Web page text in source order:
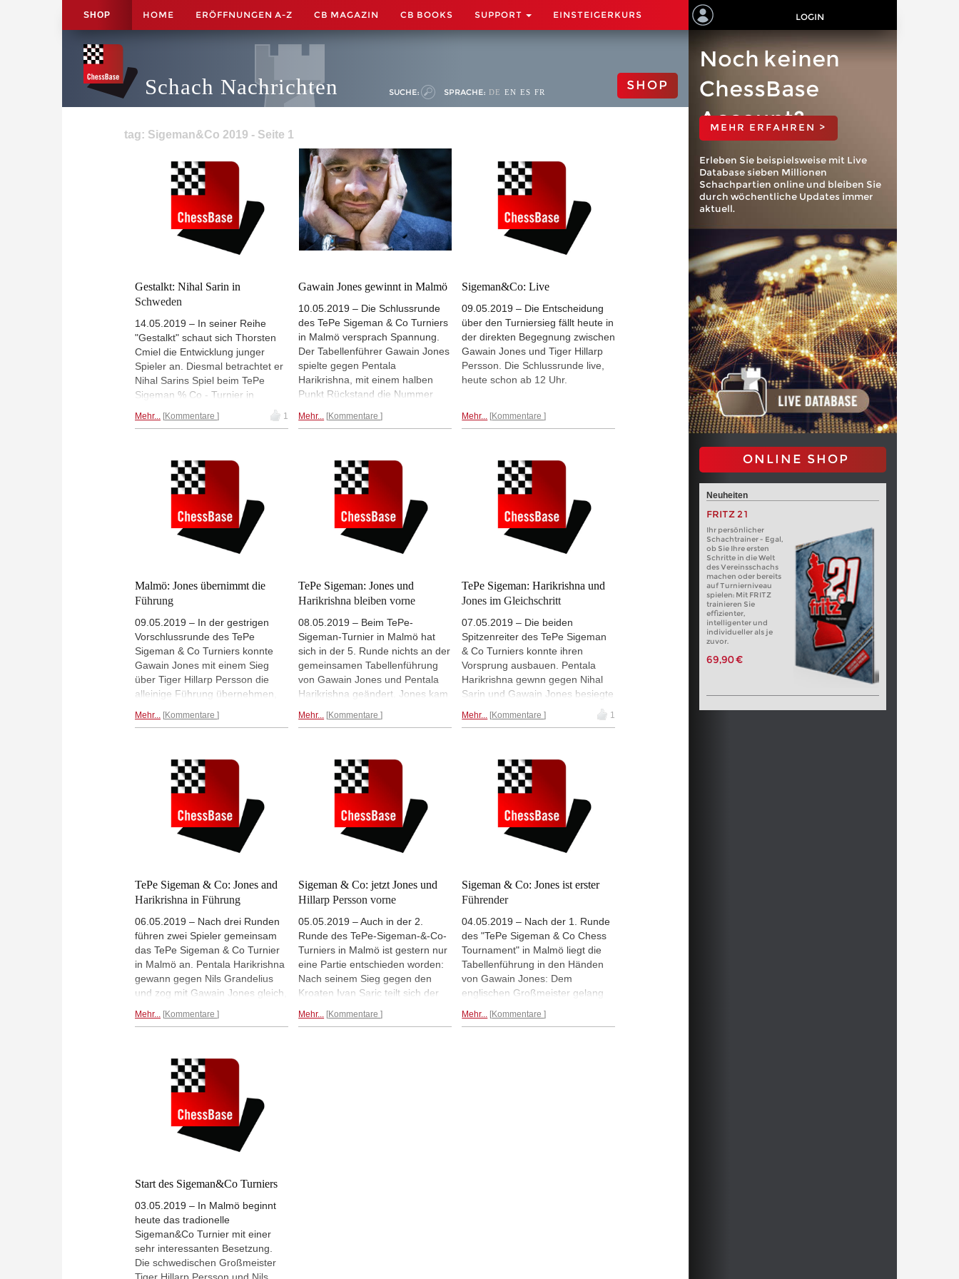
SHOP HOME ERÖFFNUNGEN A-Z CB MAGAZIN CB BOOKS SUPPORT EINSTEIGERKURS LOGIN
Schach Nachrichten SUCHE: SPRACHE: DE EN ES FR SHOP
tag: Sigeman&Co 2019 - Seite 1
Gestalkt: Nihal Sarin in
Schweden
14.05.2019 – In seiner Reihe
"Gestalkt" schaut sich Thorsten
Cmiel die Entwicklung junger
Spieler an. Diesmal betrachtet er
Nihal Sarins Spiel beim TePe
Sigeman % Co - Turnier in
erstes Rundenturnier gegen
Mehr... Kommentare 1
Gawain Jones gewinnt in Malmö
10.05.2019 – Die Schlussrunde
des TePe Sigeman & Co Turniers
in Malmö versprach Spannung.
Der Tabellenführer Gawain Jones
spielte gegen Pentala
Harikrishna, mit einem halben
Punkt Rückstand die Nummer
hatte keine Lust auf Spannung.
Zügen sicherte er sich den
Turniersieg. Auch die anderen
drei Partien der Schlussrunde
endeten unentschieden. | Foto:
Lennart Ootes (Archiv)
Mehr... Kommentare
Sigeman&Co: Live
09.05.2019 – Die Entscheidung
über den Turniersieg fällt heute in
der direkten Begegnung zwischen
Gawain Jones und Tiger Hillarp
Persson. Die Schlussrunde live,
heute schon ab 12 Uhr.
Mehr... Kommentare
Malmö: Jones übernimmt die
Führung
09.05.2019 – In der gestrigen
Vorschlussrunde des TePe
Sigeman & Co Turniers konnte
Gawain Jones mit einem Sieg
über Tiger Hillarp Persson die
alleinige Führung übernehmen,
Heute fällt die Entscheidung im
Mehr... Kommentare
TePe Sigeman: Jones und
Harikrishna bleiben vorne
08.05.2019 – Beim TePe-
Sigeman-Turnier in Malmö hat
sich in der 5. Runde nichts an der
gemeinsamen Tabellenführung
von Gawain Jones und Pentala
Harikrishna geändert. Jones kam
Nisipeanu ebenso zu einem
Führenden haben jetzt jeweils 3,5
Punkte auf ihrem Konto; ihr
Vorsprung auf die nächste
Verfolgergruppe beträgt einen
vollen Zähler. Fotos: Turnierseite
Mehr... Kommentare
TePe Sigeman: Harikrishna und
Jones im Gleichschritt
07.05.2019 – Die beiden
Spitzenreiter des TePe Sigeman
& Co Turniers konnte ihren
Vorsprung ausbauen. Pentala
Harikrishna gewnn gegen Nihal
Sarin und Gawain Jones besiegte
Peterson
Mehr... Kommentare 1
TePe Sigeman & Co: Jones and
Harikrishna in Führung
06.05.2019 – Nach drei Runden
führen zwei Spieler gemeinsam
das TePe Sigeman & Co Turnier
in Malmö an. Pentala Harikrishna
gewann gegen Nils Grandelius
und zog mit Gawain Jones gleich,
Nihal Sarin hinaus kam. Beide
Mehr... Kommentare
Sigeman & Co: jetzt Jones und
Hillarp Persson vorne
05.05.2019 – Auch in der 2.
Runde des TePe-Sigeman-&-Co-
Turniers in Malmö ist gestern nur
eine Partie entschieden worden:
Nach seinem Sieg gegen den
Kroaten Ivan Saric teilt sich der
Hillarp Persson aktuell die
Mehr... Kommentare
Sigeman & Co: Jones ist erster
Führender
04.05.2019 – Nach der 1. Runde
des "TePe Sigeman & Co Chess
Tournament" in Malmö liegt die
Tabellenführung in den Händen
von Gawain Jones: Dem
englischen Großmeister gelang
den jungen Iraner Parham
Mehr... Kommentare
Start des Sigeman&Co Turniers
03.05.2019 – In Malmö beginnt
heute das tradionelle
Sigeman&Co Turnier mit einer
sehr interessanten Besetzung.
Die schwedischen Großmeister
Noch keinen
ChessBase
Account?
MEHR ERFAHREN >
Erleben Sie beispielsweise mit Live
Database sieben Millionen
Schachpartien online und bleiben Sie
durch wöchentliche Updates immer
aktuell.
ONLINE SHOP
Neuheiten
FRITZ 21
Ihr persönlicher
Schachtrainer - Egal,
ob Sie Ihre ersten
Schritte in die Welt
des Vereinsschachs
machen oder bereits
auf Turnierniveau
spielen: Mit FRITZ
trainieren Sie
effizienter,
intelligenter und
individueller als je
zuvor.
69,90 €